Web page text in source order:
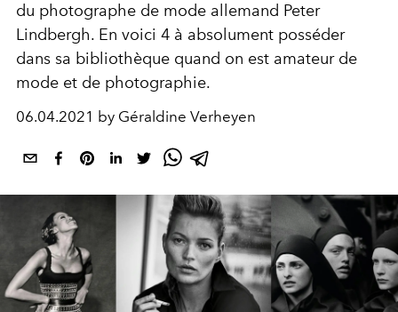
du photographe de mode allemand Peter
Lindbergh. En voici 4 à absolument posséder
dans sa bibliothèque quand on est amateur de
mode et de photographie.
06.04.2021 by Géraldine Verheyen